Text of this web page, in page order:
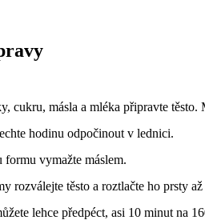
cukru, másla a mléka připravte
hodinu odpočinout v lednici.
formu vymažte máslem.
rozválejte těsto a roztlačte ho prsty
lehce předpéct, asi 10 minut na